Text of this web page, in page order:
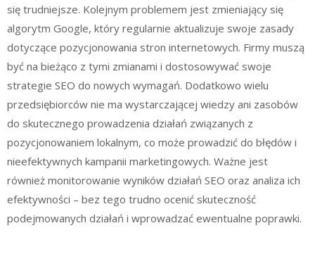
się trudniejsze. Kolejnym problemem jest zmieniający się
algorytm Google, który regularnie aktualizuje swoje zasady
dotyczące pozycjonowania stron internetowych. Firmy muszą
być na bieżąco z tymi zmianami i dostosowywać swoje
strategie SEO do nowych wymagań. Dodatkowo wielu
przedsiębiorców nie ma wystarczającej wiedzy ani zasobów
do skutecznego prowadzenia działań związanych z
pozycjonowaniem lokalnym, co może prowadzić do błędów i
nieefektywnych kampanii marketingowych. Ważne jest
również monitorowanie wyników działań SEO oraz analiza ich
efektywności – bez tego trudno ocenić skuteczność
podejmowanych działań i wprowadzać ewentualne poprawki.